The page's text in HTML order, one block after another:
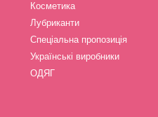
Косметика
Лубриканти
Спеціальна пропозиція
Українські виробники
ОДЯГ